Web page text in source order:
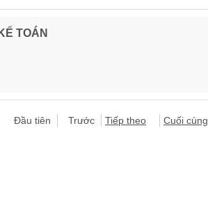
TOÁN
Đầu tiên Trước Tiếp theo Cuối cùng